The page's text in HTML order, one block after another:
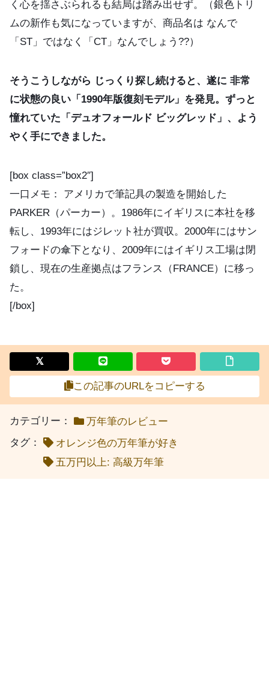
く心を揺さぶられるも結局は踏み出せず。（銀色トリ
ムの新作も気になっていますが、商品名は なんで
「ST」ではなく「CT」なんでしょう??）
そうこうしながら じっくり探し続けると、遂に 非常
に状態の良い「1990年版復刻モデル」を発見。ずっと
憧れていた「デュオフォールド ビッグレッド」、よう
やく手にできました。
[box class=”box2″]
一口メモ： アメリカで筆記具の製造を開始した
PARKER（パーカー）。1986年にイギリスに本社を移
転し、1993年にはジレット社が買収。2000年にはサン
フォードの傘下となり、2009年にはイギリス工場は閉
鎖し、現在の生産拠点はフランス（FRANCE）に移っ
た。
[/box]
この記事のURLをコピーする
カテゴリー：
万年筆のレビュー
タグ：
オレンジ色の万年筆が好き
五万円以上: 高級万年筆